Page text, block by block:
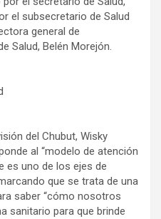
el subsecretario de Salud
general de
Salud, Belén Morejón.
del Chubut, Wisky
al “modelo de atención
es uno de los ejes de
que se trata de una
saber “cómo nosotros
sanitario para que brinde